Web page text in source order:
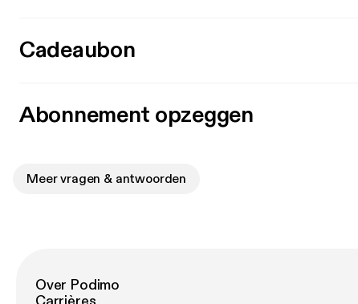
Cadeaubon
Abonnement opzeggen
Meer vragen & antwoorden
Over Podimo